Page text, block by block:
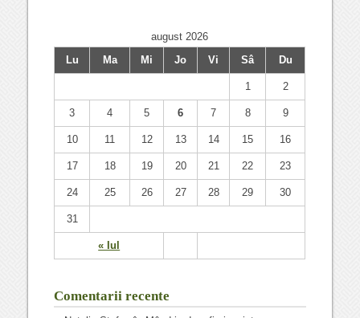
august 2026
Lu
Ma Mi Jo Vi Sâ Du
« Iul
1 2
3 4 5 6 7 8 9
10 11 12 13 14 15 16
17 18 19 20 21 22 23
24 25 26 27 28 29 30
31
Comentarii recente